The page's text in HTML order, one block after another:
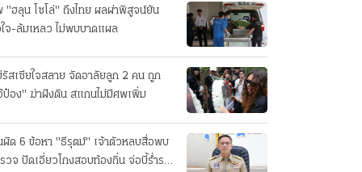
"ฮลุน โซโล่" ถึงไทย ผลผ่าพิสูจน์ยัน
จ-ล้มเหลว ไม่พบบาดแผล
สเซียใจสลาย จัดอาลัยลูก 2 คน ถูก
ป๋อง" ฆ่าฝังดิน สแกนไม่มีศพเพิ่ม
ด 6 ข้อหา "ธีรุตม์" เจ้าตัวหลบสื่อพบ
วจ ปัดเอี่ยวโกงสอบท้องถิ่น จ่อบี้รํ่ารวย